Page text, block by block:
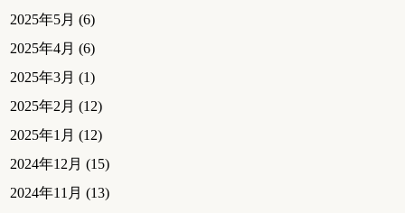
2025年5月 (6)
2025年4月 (6)
2025年3月 (1)
2025年2月 (12)
2025年1月 (12)
2024年12月 (15)
2024年11月 (13)